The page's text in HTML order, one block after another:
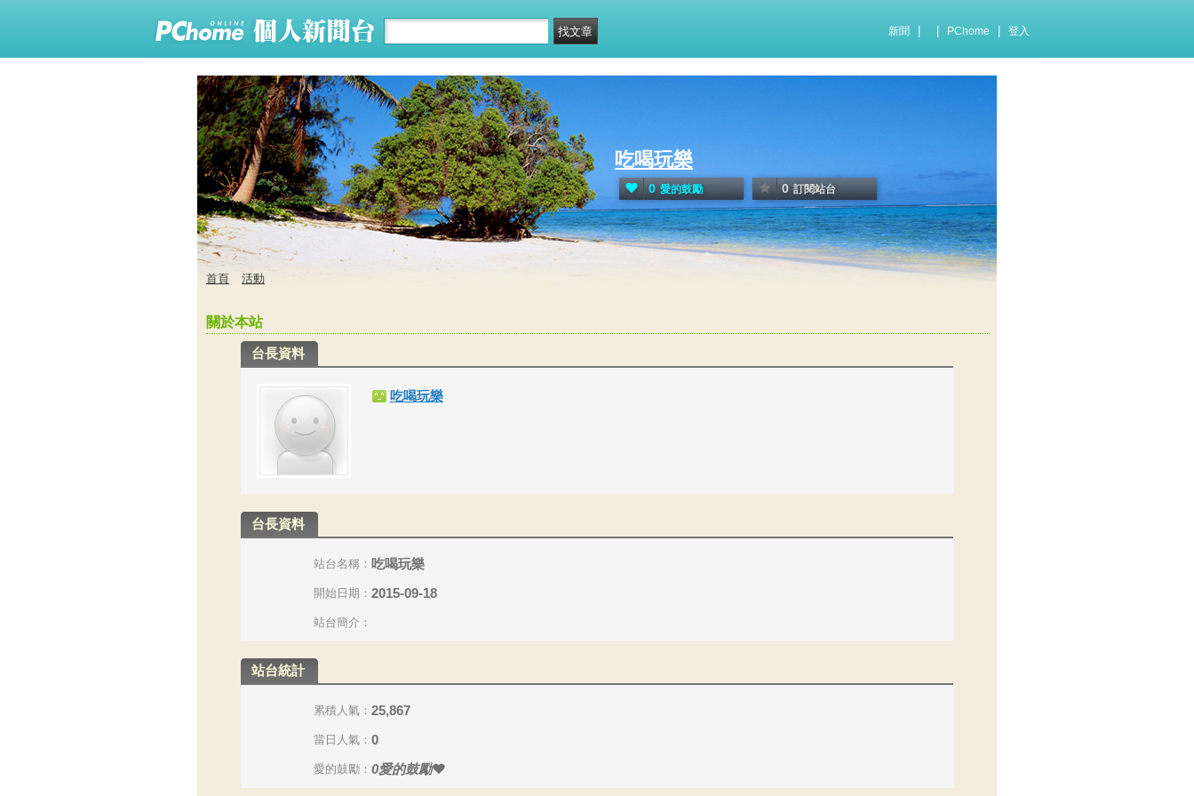
新聞 PChome 登入
吃喝玩樂
0 愛的鼓勵 0 訂閱站台
首頁 活動
關於本站
台長資料
吃喝玩樂
台長資料
站台名稱： 吃喝玩樂
開始日期： 2015-09-18
站台簡介：
站台統計
累積人氣： 25,867
當日人氣： 0
愛的鼓勵： 0愛的鼓勵